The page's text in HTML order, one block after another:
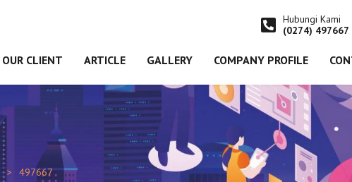
Hubungi Kami
(0274) 497667
OUR CLIENT ARTICLE GALLERY COMPANY PROFILE
497667